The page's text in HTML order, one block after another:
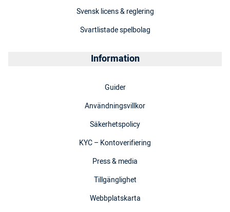
Svensk licens & reglering
Svartlistade spelbolag
Information
Guider
Användningsvillkor
Säkerhetspolicy
KYC – Kontoverifiering
Press & media
Tillgänglighet
Webbplatskarta